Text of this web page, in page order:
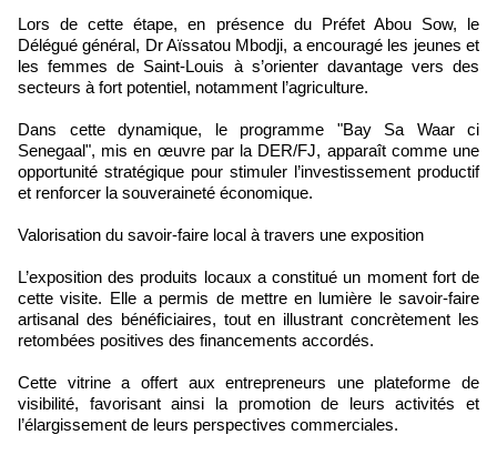
Lors de cette étape, en présence du Préfet Abou Sow, le
Délégué général, Dr Aïssatou Mbodji, a encouragé les jeunes et
les femmes de Saint-Louis à s’orienter davantage vers des
secteurs à fort potentiel, notamment l’agriculture.
Dans cette dynamique, le programme "Bay Sa Waar ci
Senegaal", mis en œuvre par la DER/FJ, apparaît comme une
opportunité stratégique pour stimuler l’investissement productif
et renforcer la souveraineté économique.
Valorisation du savoir-faire local à travers une exposition
L’exposition des produits locaux a constitué un moment fort de
cette visite. Elle a permis de mettre en lumière le savoir-faire
artisanal des bénéficiaires, tout en illustrant concrètement les
retombées positives des financements accordés.
Cette vitrine a offert aux entrepreneurs une plateforme de
visibilité, favorisant ainsi la promotion de leurs activités et
l’élargissement de leurs perspectives commerciales.